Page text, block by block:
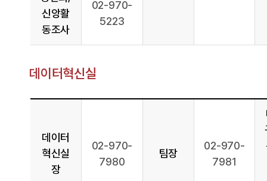
신앙활
동조사
02-970-
5223
데이터혁신실
데이터
혁신실
장
02-970-
7980
팀장
02-970-
7981